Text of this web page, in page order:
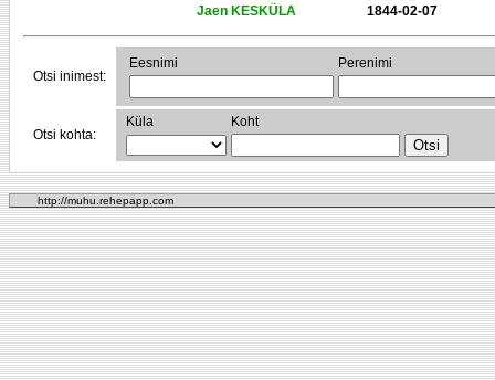
Jaen KESKÜLA
1844-02-07
Otsi inimest:
Eesnimi Perenimi
Otsi kohta:
Küla Koht
http://muhu.rehepapp.com